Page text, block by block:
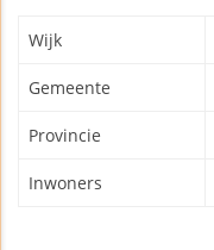
Wijk
Gemeente
Provincie
Inwoners